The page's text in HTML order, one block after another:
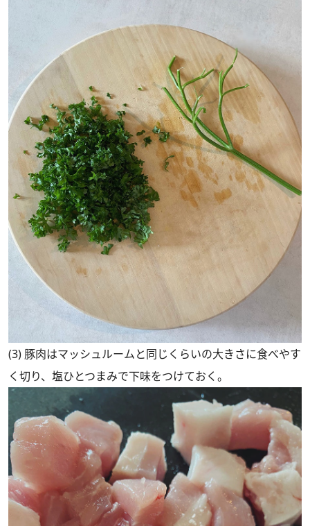
(3) 豚肉はマッシュルームと同じくらいの大きさに食べやす
く切り、塩ひとつまみで下味をつけておく。